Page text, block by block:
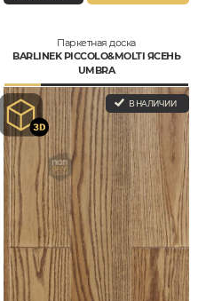
Паркетная доска
BARLINEK PICCOLO&MOLTI ЯСЕНЬ
UMBRA
В НАЛИЧИИ